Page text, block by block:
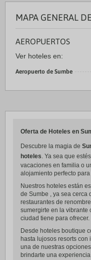
MAPA GENERAL
AEROPUERTOS
Ver hoteles en:
Aeropuerto de Sumbe
Oferta de Hoteles en
Descubre la magia de
hoteles. Ya sea que
vacaciones en familia o
alojamiento perfecto para
Nuestros hoteles están
de Sumbe , ya sea cerca
restaurantes de
sumergirte en la vibrante
ciudad tiene para ofrecer.
Desde hoteles boutique
hasta lujosos resorts
una de nuestras
brindarte una